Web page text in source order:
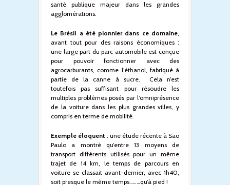
santé publique majeur dans les grandes
agglomérations.
Le Brésil a été pionnier dans ce domaine,
avant tout pour des raisons économiques :
une large part du parc automobile est conçue
pour pouvoir fonctionner avec des
agrocarburants, comme l’éthanol, fabriqué à
partie de la canne à sucre. Cela n’est
toutefois pas suffisant pour résoudre les
multiples problèmes posés par l’omniprésence
de la voiture dans les plus grandes villes, y
compris en terme de mobilité.
Exemple éloquent : une étude récente à Sao
Paulo a montré qu’entre 13 moyens de
transport différents utilisés pour un même
trajet de 14 km, le temps de parcours en
voiture se classait avant-dernier, avec 1h40,
soit presque le même temps………qu’à pied !